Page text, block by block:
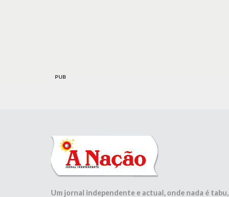
PUB
Um jornal independente e actual, onde nada é tabu,